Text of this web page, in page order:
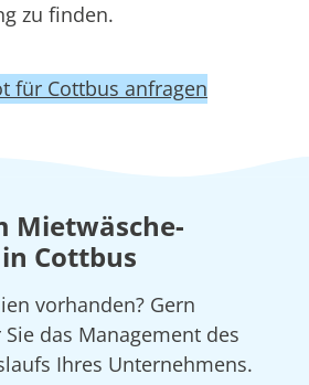
zu finden.
für Cottbus anfragen
Mietwäsche-
Cottbus
vorhanden? Gern
das Management des
Ihres Unternehmens.